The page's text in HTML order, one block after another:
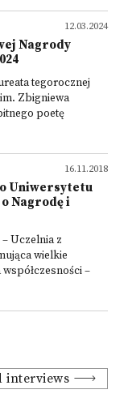
12.03.2024
Nagrody
tegorocznej
Zbigniewa
poetę
16.11.2018
Uniwersytetu
Nagrodę i
Uczelnia z
wielkie
–
interviews